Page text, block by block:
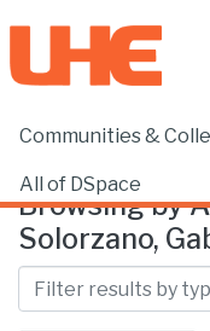
Communities &
All of DSpace
Home Browse by
Browsing by
Solorzano,